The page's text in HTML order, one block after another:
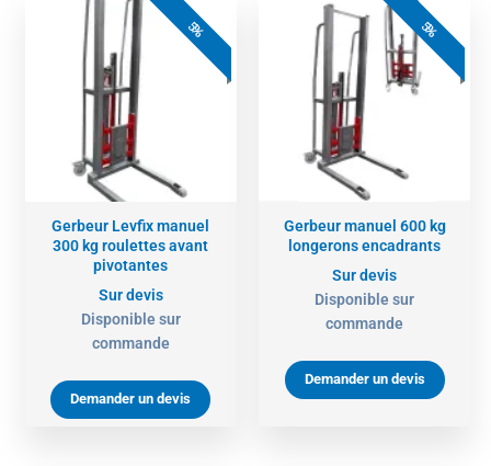
5%
Gerbeur Levfix manuel
300 kg roulettes avant
pivotantes
Sur devis
Disponible sur
commande
Demander un devis
5%
Gerbeur manuel 600 kg
longerons encadrants
Sur devis
Disponible sur
commande
Demander un devis